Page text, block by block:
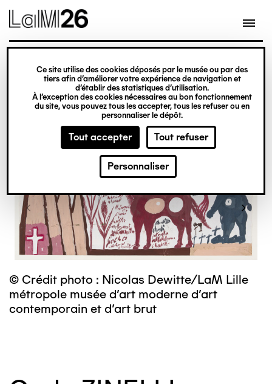
Gestion des cookies
Ce site utilise des cookies déposés par le musée ou par des
tiers afin d’améliorer votre expérience de navigation et
d’établir des statistiques d’utilisation.
À l’exception des cookies nécessaires au bon fonctionnement
du site, vous pouvez tous les accepter, tous les refuser ou en
personnaliser le dépôt.
Tout accepter Tout refuser
Personnaliser
contenu
© Crédit photo : Nicolas Dewitte/LaM Lille
métropole musée d’art moderne d’art
contemporain et d’art brut